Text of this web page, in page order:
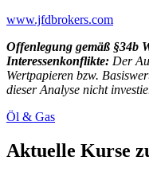
www.jfdbrokers.com
Offenlegung gemäß §34b
Interessenkonflikte: Der
Wertpapieren bzw.
dieser Analyse nicht
Öl & Gas
Aktuelle Kurse